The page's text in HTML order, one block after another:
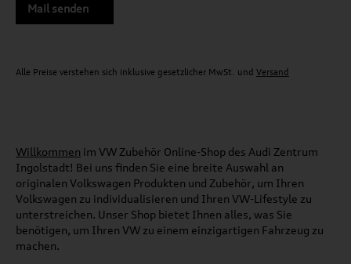
Mail senden
Alle Preise verstehen sich inklusive gesetzlicher MwSt. und Versand
Willkommen im VW Zubehör Online-Shop des Audi Zentrum
Ingolstadt! Bei uns finden Sie eine breite Auswahl an
originalen Volkswagen Produkten und Zubehör, um Ihren
Volkswagen zu individualisieren und Ihren VW-Lifestyle zu
unterstreichen. Unser Shop bietet Ihnen alles, was Sie
benötigen, um Ihren VW zu einem einzigartigen Fahrzeug zu
machen.